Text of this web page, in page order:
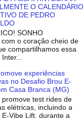
O CALENDÁRIO
DE PEDRO
SONHO
com o coração cheio de
compartilhamos essa
experiências
no Desafio Brou E-
Casa Branca (MG)
promove test rides de
elétricas, incluindo a
Vibe Lift, durante a